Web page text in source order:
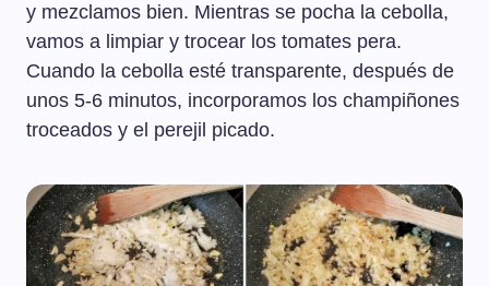
y mezclamos bien. Mientras se pocha la cebolla,
vamos a limpiar y trocear los tomates pera.
Cuando la cebolla esté transparente, después de
unos 5-6 minutos, incorporamos los champiñones
troceados y el perejil picado.